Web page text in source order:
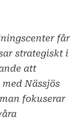
får
strategiskt i
att
Nässjös
fokuserar